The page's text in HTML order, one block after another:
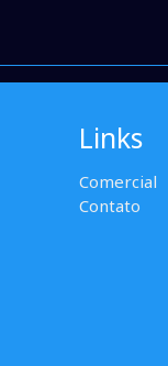
Links
Comercial
Contato